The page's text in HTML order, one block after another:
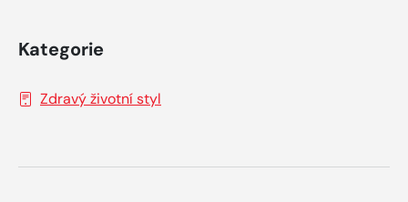
Kategorie
Zdravý životní styl